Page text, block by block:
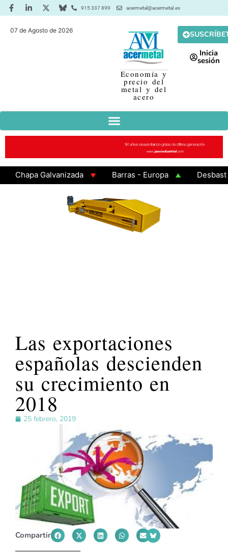
915 337 899 acermetal@acermetal.es
07 de Agosto de 2026
Economía y
precio del
metal y del
acero
Inicia
sesión
Chapa Galvanizada Barras - Europa
Desbaste -
Las exportaciones
españolas descienden
su crecimiento en
2018
25 febrero, 2019
Compartir